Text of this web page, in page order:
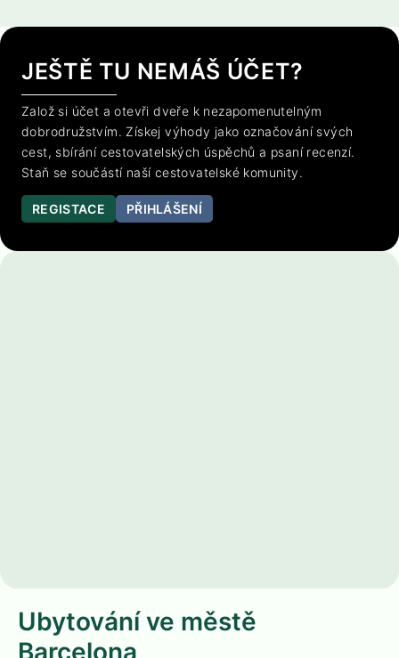
JEŠTĚ TU NEMÁŠ ÚČET?
Založ si účet a otevři dveře k nezapomenutelným
dobrodružstvím. Získej výhody jako označování svých
cest, sbírání cestovatelských úspěchů a psaní recenzí.
Staň se součástí naší cestovatelské komunity.
REGISTACE PŘIHLÁŠENÍ
Ubytování ve městě